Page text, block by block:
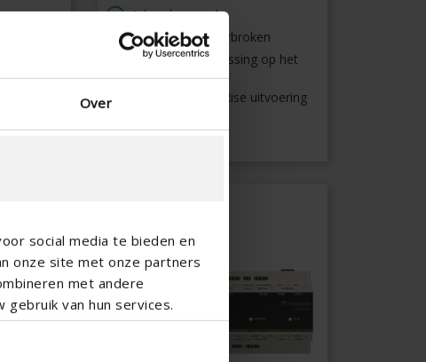
Over
social media te bieden en
onze site met onze partners
met andere
van hun services.
Inbraakwerend
Thermisch onderbroken
Esthetische oplossing op het
raamprofiel
Optioneel High-Rise uitvoering